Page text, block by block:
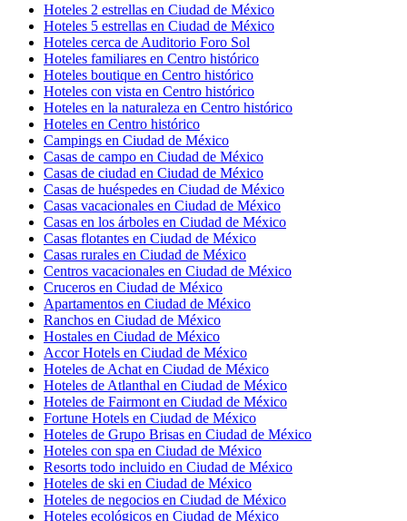
Hoteles 2 estrellas en Ciudad de México
Hoteles 5 estrellas en Ciudad de México
Hoteles cerca de Auditorio Foro Sol
Hoteles familiares en Centro histórico
Hoteles boutique en Centro histórico
Hoteles con vista en Centro histórico
Hoteles en la naturaleza en Centro histórico
Hoteles en Centro histórico
Campings en Ciudad de México
Casas de campo en Ciudad de México
Casas de ciudad en Ciudad de México
Casas de huéspedes en Ciudad de México
Casas vacacionales en Ciudad de México
Casas en los árboles en Ciudad de México
Casas flotantes en Ciudad de México
Casas rurales en Ciudad de México
Centros vacacionales en Ciudad de México
Cruceros en Ciudad de México
Apartamentos en Ciudad de México
Ranchos en Ciudad de México
Hostales en Ciudad de México
Accor Hotels en Ciudad de México
Hoteles de Achat en Ciudad de México
Hoteles de Atlanthal en Ciudad de México
Hoteles de Fairmont en Ciudad de México
Fortune Hotels en Ciudad de México
Hoteles de Grupo Brisas en Ciudad de México
Hoteles con spa en Ciudad de México
Resorts todo incluido en Ciudad de México
Hoteles de ski en Ciudad de México
Hoteles de negocios en Ciudad de México
Hoteles ecológicos en Ciudad de México